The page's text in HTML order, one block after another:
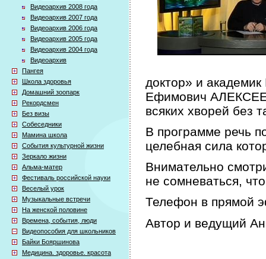
Видеоархив 2008 года
Видеоархив 2007 года
Видеоархив 2006 года
Видеоархив 2005 года
Видеоархив 2004 года
Видеоархив
Пангея
Школа здоровья
Домашний зоопарк
Рекордсмен
Без визы
Собеседники
Мамина школа
События культурной жизни
Зеркало жизни
Альма-матер
Фестиваль российской науки
Веселый урок
Музыкальные встречи
На женской половине
Времена, события, люди
Видеопособия для школьников
Байки Бояршинова
Медицина. здоровье. красота
доктор» и
Ефимович
всяких хворей без
В программе речь
целебная сила
Внимательно
не сомневаться,
Телефон в прямой
Автор и ведущий